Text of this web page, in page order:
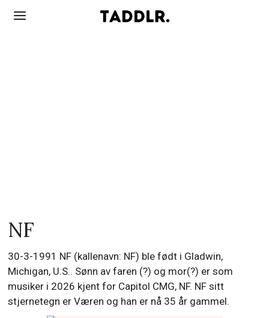
NF
30-3-1991 NF (kallenavn: NF) ble født i Gladwin,
Michigan, U.S.. Sønn av faren (?) og mor(?) er som
musiker i 2026 kjent for Capitol CMG, NF. NF sitt
stjernetegn er Væren og han er nå 35 år gammel.